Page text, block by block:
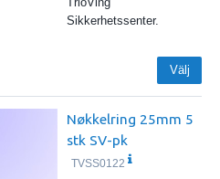
Sikkerhetssenter.
Välj
Nøkkelring 25mm 5
stk SV-pk
TVSS0122